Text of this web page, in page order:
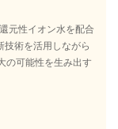
性イオン水を配合
術を活用しながら
可能性を生み出す